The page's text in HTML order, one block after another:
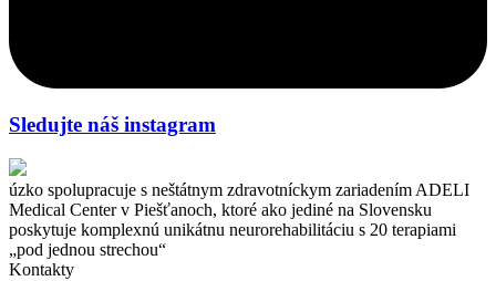
Sledujte náš instagram
úzko spolupracuje s neštátnym zdravotníckym zariadením ADELI
Medical Center v Piešťanoch, ktoré ako jediné na Slovensku
poskytuje komplexnú unikátnu neurorehabilitáciu s 20 terapiami
„pod jednou strechou“
Kontakty